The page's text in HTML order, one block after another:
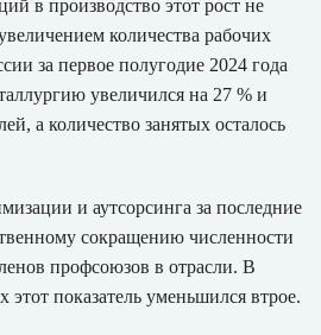
в производство этот рост не
количества рабочих
за первое полугодие 2024 года
увеличился на 27 % и
а количество занятых осталось
и аутсорсинга за последние
сокращению численности
профсоюзов в отрасли. В
этот показатель уменьшился втрое.